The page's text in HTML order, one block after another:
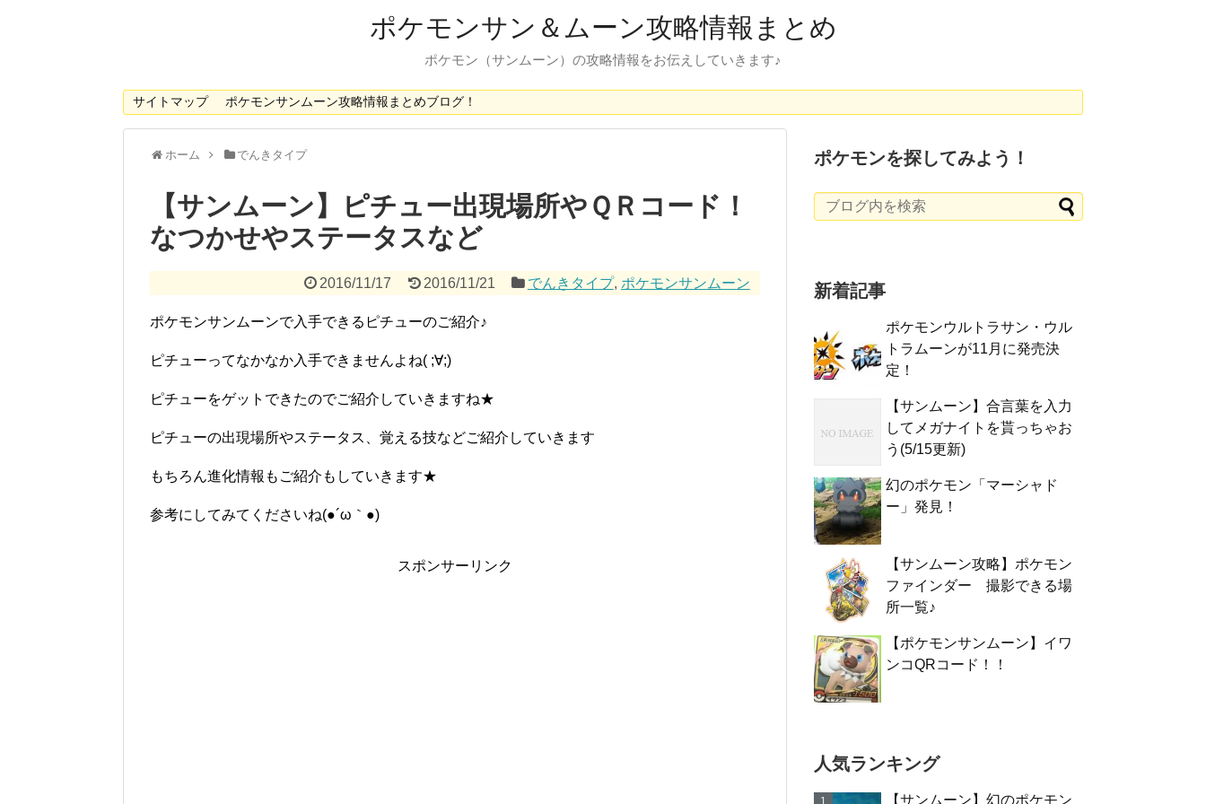
ポケモンサン＆ムーン攻略情報まとめ
ポケモン（サンムーン）の攻略情報をお伝えしていきます♪
サイトマップ ポケモンサンムーン攻略情報まとめブログ！
ホーム でんきタイプ
【サンムーン】ピチュー出現場所やＱＲコード！
なつかせやステータスなど
2016/11/17 2016/11/21 でんきタイプ, ポケモンサンムーン
ポケモンサンムーンで入手できるピチューのご紹介♪
ピチューってなかなか入手できませんよね( ;∀;)
ピチューをゲットできたのでご紹介していきますね★
ピチューの出現場所やステータス、覚える技などご紹介していきます
もちろん進化情報もご紹介もしていきます★
参考にしてみてくださいね(●´ω｀●)
スポンサーリンク
ポケモンを探してみよう！
新着記事
ポケモンウルトラサン・ウル
トラムーンが11月に発売決
定！
【サンムーン】合言葉を入力
してメガナイトを貰っちゃお
う(5/15更新)
幻のポケモン「マーシャド
ー」発見！
【サンムーン攻略】ポケモン
ファインダー 撮影できる場
所一覧♪
【ポケモンサンムーン】イワ
ンコQRコード！！
人気ランキング
【サンムーン】幻のポケモン